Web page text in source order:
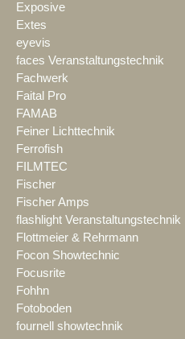
Exposive
Extes
eyevis
faces Veranstaltungstechnik
Fachwerk
Faital Pro
FAMAB
Feiner Lichttechnik
Ferrofish
FILMTEC
Fischer
Fischer Amps
flashlight Veranstaltungstechnik
Flottmeier & Rehrmann
Focon Showtechnic
Focusrite
Fohhn
Fotoboden
fournell showtechnik